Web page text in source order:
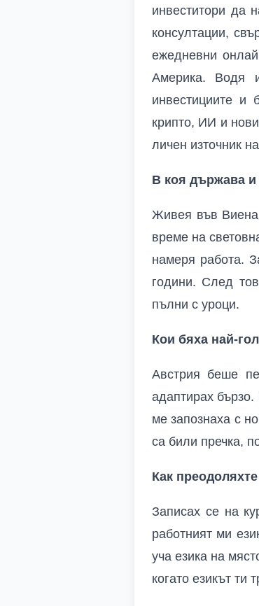
инвеститори да
консултации,
ежедневни
Америка. Водя
инвестициите и
крипто, ИИ и
личен източник
В коя държава и
Живея във
време на
намеря работа.
години. След
пълни с уроци.
Кои бяха най-
Австрия беше
адаптирах
ме запознаха с
са били пречка,
Как
Записах се на
работният ми
уча езика на
когато езикът